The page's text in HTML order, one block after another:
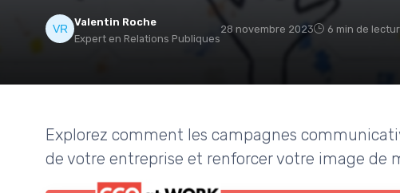
Valentin Roche
Expert en Relations Publiques
28 novembre 2023 6 min de
Explorez comment les campagnes
de votre entreprise et renforcer votre image de